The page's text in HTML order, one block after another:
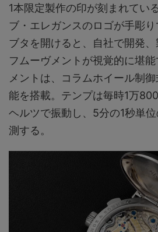
1本限定製作の印が刻まれてい
ブ・エレガンスのロゴが手彫
ブタを開けると、自社で開発
フムーヴメントが視覚的に堪
メントは、コラムホイール制
能を搭載。テンプは毎時1万
ヘルツで振動し、5分の1秒単
測する。